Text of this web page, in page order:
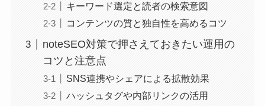
キーワード選定と読者の検索意図
コンテンツの質と独自性を高めるコツ
noteSEO対策で押さえておきたい運用の
コツと注意点
SNS連携やシェアによる拡散効果
ハッシュタグや内部リンクの活用